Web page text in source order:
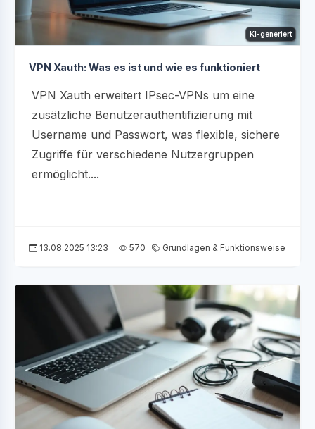
KI-generiert
VPN Xauth: Was es ist und wie es funktioniert
VPN Xauth erweitert IPsec-VPNs um eine
zusätzliche Benutzerauthentifizierung mit
Username und Passwort, was flexible, sichere
Zugriffe für verschiedene Nutzergruppen
ermöglicht....
13.08.2025 13:23 570 Grundlagen & Funktionsweise